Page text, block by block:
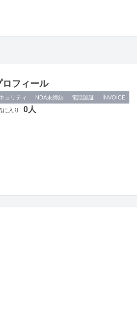
フィール
ュリティ NDA未締結 電話認証 INVOICE
に入り 0人